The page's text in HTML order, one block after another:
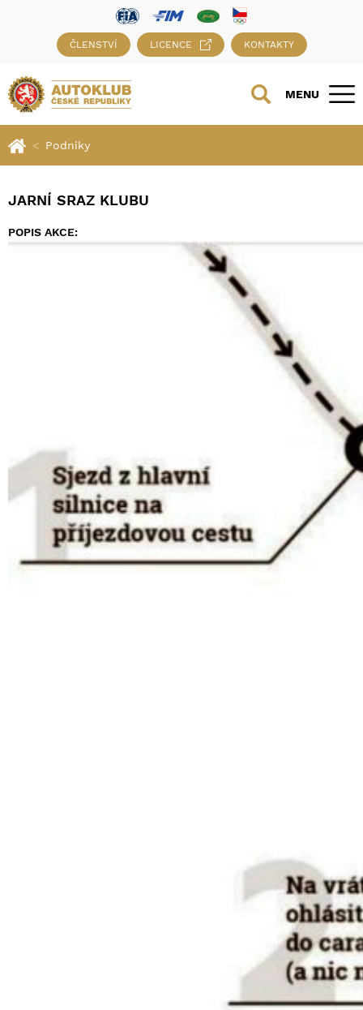
ČLENSTVÍ LICENCE KONTAKTY
MENU
Podniky
JARNÍ SRAZ KLUBU
POPIS AKCE: